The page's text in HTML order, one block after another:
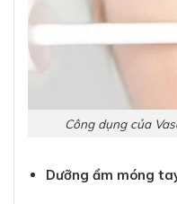
Công dụng của
Dưỡng ẩm móng